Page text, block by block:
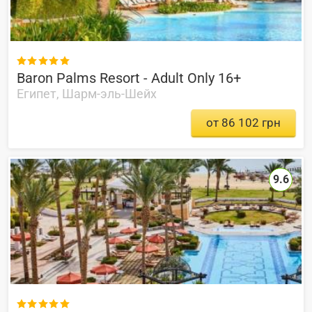

Baron Palms Resort - Adult Only 16+
Египет, Шарм-эль-Шейх
от 86 102 грн

9.6